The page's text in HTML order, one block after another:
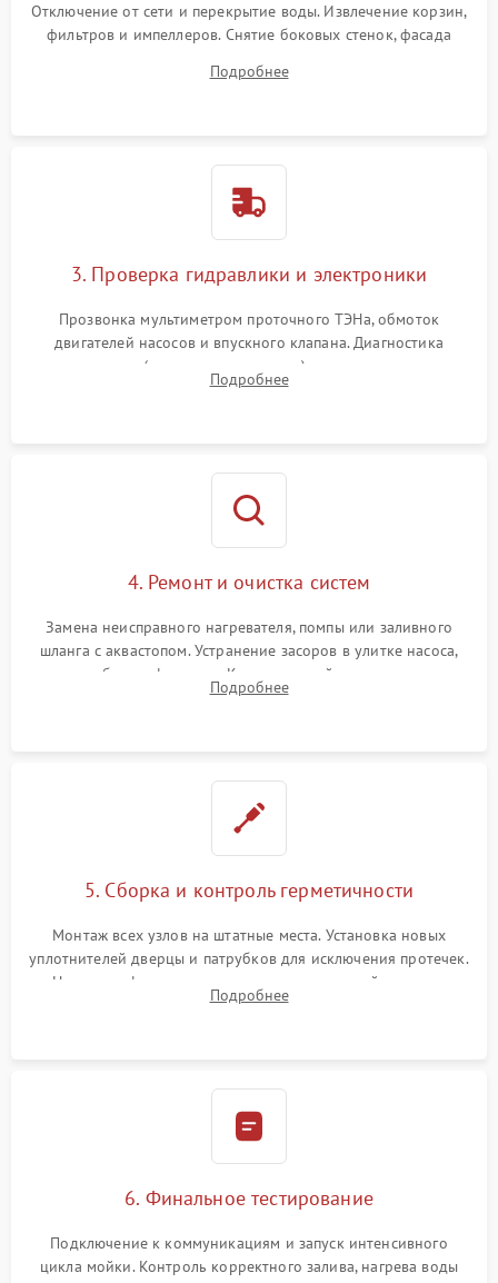
Отключение от сети и перекрытие воды. Извлечение корзин,
фильтров и импеллеров. Снятие боковых стенок, фасада
циркуляционному насосу, ТЭНу и сливной помпе.
Подробнее
3. Проверка гидравлики и электроники
Прозвонка мультиметром проточного ТЭНа, обмоток
двигателей насосов и впускного клапана. Диагностика
прессостата (датчика уровня воды), датчика мутности,
концевика дверцы и электронного модуля управления.
Подробнее
4. Ремонт и очистка систем
Замена неисправного нагревателя, помпы или заливного
шланга с аквастопом. Устранение засоров в улитке насоса,
патрубках и фильтрах. Компонентный ремонт платы
управления, восстановление поврежденной проводки.
Подробнее
5. Сборка и контроль герметичности
Монтаж всех узлов на штатные места. Установка новых
уплотнителей дверцы и патрубков для исключения протечек.
Надежная фиксация хомутов гидравлической системы,
сборка корпуса и установка датчика поплавка.
Подробнее
6. Финальное тестирование
Подключение к коммуникациям и запуск интенсивного
цикла мойки. Контроль корректного залива, нагрева воды